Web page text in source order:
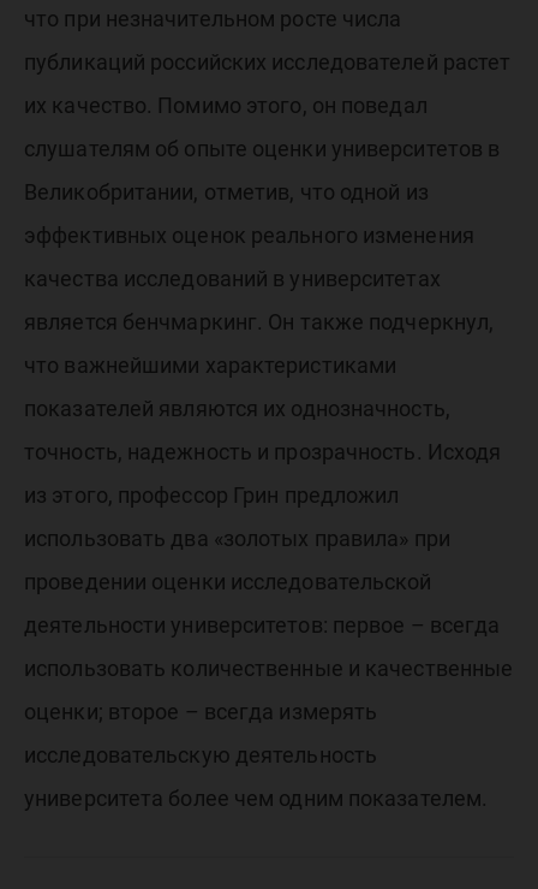
что при незначительном росте числа
публикаций российских исследователей растет
их качество. Помимо этого, он поведал
слушателям об опыте оценки университетов в
Великобритании, отметив, что одной из
эффективных оценок реального изменения
качества исследований в университетах
является бенчмаркинг. Он также подчеркнул,
что важнейшими характеристиками
показателей являются их однозначность,
точность, надежность и прозрачность. Исходя
из этого, профессор Грин предложил
использовать два «золотых правила» при
проведении оценки исследовательской
деятельности университетов: первое – всегда
использовать количественные и качественные
оценки; второе – всегда измерять
исследовательскую деятельность
университета более чем одним показателем.